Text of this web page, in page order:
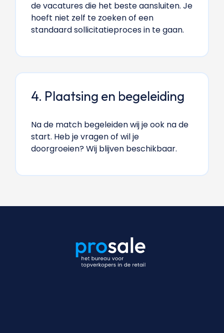
de vacatures die het beste aansluiten. Je
hoeft niet zelf te zoeken of een
standaard sollicitatieproces in te gaan.
4. Plaatsing en begeleiding
Na de match begeleiden wij je ook na de
start. Heb je vragen of wil je
doorgroeien? Wij blijven beschikbaar.